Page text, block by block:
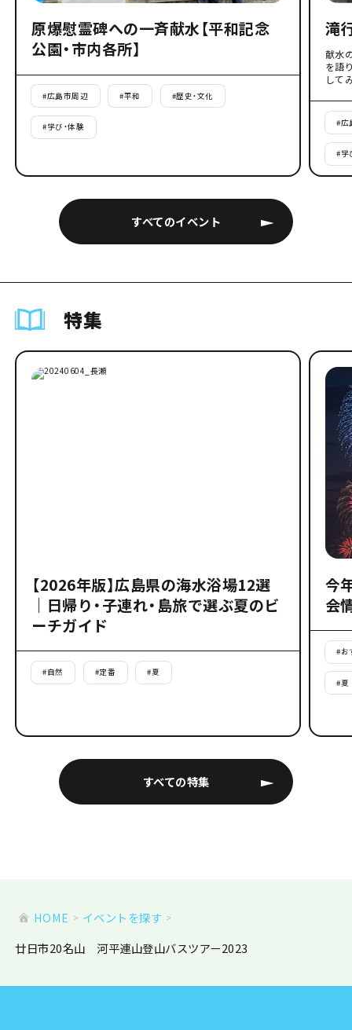
すべてのイベント
原爆慰霊碑への一斉献水【平和記念
公園・市内各所】
#広島市周辺 #平和 #歴史・文化
#学び・体験
滝
献水
を語
して
#広
#学
特集
すべての特集
【2026年版】広島県の海水浴場12選
｜日帰り・子連れ・島旅で選ぶ夏のビ
ーチガイド
#自然 #定番 #夏
今
会
#お
#夏
HOME
イベントを探す
廿日市20名山 河平連山登山バスツアー2023